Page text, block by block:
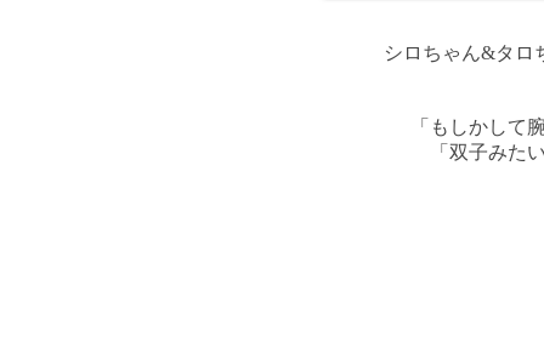
シロちゃん&タロ
「もしかして
「双子みた